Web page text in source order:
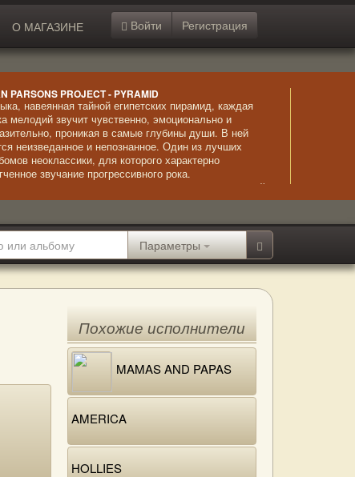
О МАГАЗИНЕ Войти Регистрация
PARSONS PROJECT - PYRAMID
навеянная тайной египетских пирамид, каждая
мелодий звучит чувственно, эмоционально и
проникая в самые глубины души. В ней
неизведанное и непознанное. Один из лучших
неоклассики, для которого характерно
звучание прогрессивного рока.
исполнение сочетается с невыразимой
композиций и безупречно звучащим вокалом.
Параметры
Похожие исполнители
MAMAS AND PAPAS
AMERICA
HOLLIES